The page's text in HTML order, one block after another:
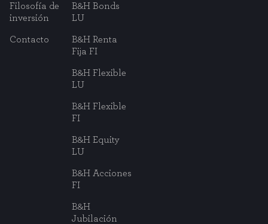
Filosofía de
inversión
Contacto
B&H Bonds
LU
B&H Renta
Fija FI
B&H Flexible
LU
B&H Flexible
FI
B&H Equity
LU
B&H Acciones
FI
B&H
Jubilación